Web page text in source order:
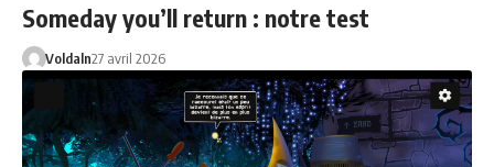
Someday you’ll return : notre test
Voldaln27 avril 2026